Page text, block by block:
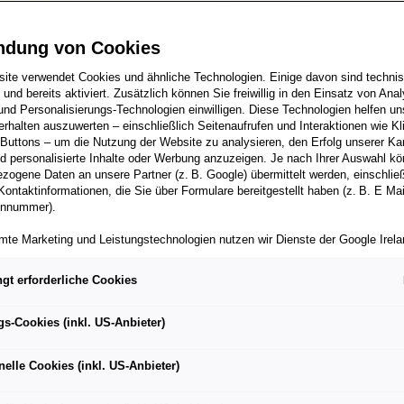
Co. KG Leonding
von Cookies
verwendet Cookies und ähnliche Technologien. Einige davon sind
und bereits aktiviert. Zusätzlich können Sie freiwillig in den Einsatz von
Personalisierungs-Technologien einwilligen. Diese Technologien helfen
auszuwerten – einschließlich Seitenaufrufen und Interaktionen wie
– um die Nutzung der Website zu analysieren, den Erfolg unserer
personalisierte Inhalte oder Werbung anzuzeigen. Je nach Ihrer Auswahl
Daten an unsere Partner (z. B. Google) übermittelt werden,
die Sie über Formulare bereitgestellt haben (z. B. E
Marketing und Leistungstechnologien nutzen wir Dienste der Google
Datenschutzniveau; staatliche Zugriffe und eingeschränkte
können nicht ausgeschlossen werden. Die Übermittlung
von dem Ihnen zugeordneten Händler bzw. im Falle eines Porsche
erforderliche Cookies
Cookies (inkl. US-Anbieter)
Cookies (inkl. US-Anbieter)